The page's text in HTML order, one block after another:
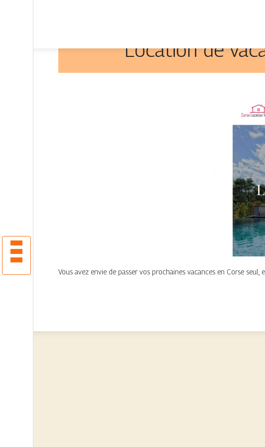
Location de
Vous avez envie de passer vos prochaines vacances en Corse